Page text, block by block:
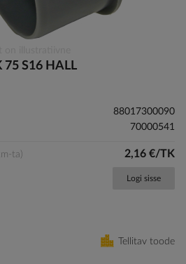
75 S16 HALL
88017300090
70000541
ta) 2,16 €/TK
Logi sisse
Tellitav toode